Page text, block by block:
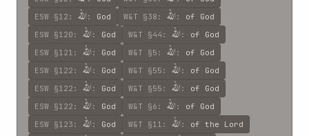
ESW §12 : اللّه : God W&T §38 : اللّه : of God
ESW §120 : اللّه : God W&T §44 : اللّه : of God
ESW §121 : اللّه : God W&T §5 : اللّه : of God
ESW §122 : اللّه : God W&T §55 : اللّه : of God
ESW §122 : اللّه : God W&T §55 : اللّه : of God
ESW §122 : اللّه : God W&T §6 : اللّه : of God
ESW §123 : اللّه : God W&T §11 : اللّه : of the Lord